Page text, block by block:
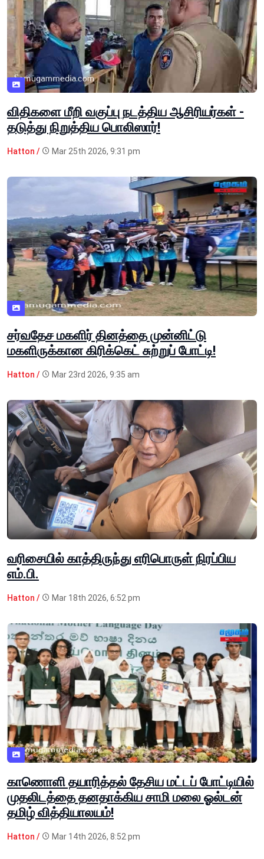
விதிகளை மீறி வகுப்பு நடத்திய ஆசிரியர்கள் -
தடுத்து நிறுத்திய பொலிஸார்!
Hatton / Mar 25th 2026, 9:31 pm
சர்வதேச மகளிர் தினத்தை முன்னிட்டு
மகளிருக்கான கிரிக்கெட் சுற்றுப் போட்டி!
Hatton / Mar 23rd 2026, 9:35 am
வரிசையில் காத்திருந்து எரிபொருள் நிரப்பிய
எம்.பி.
Hatton / Mar 18th 2026, 6:52 pm
காணொளி தயாரித்தல் தேசிய மட்டப் போட்டியில்
முதலிடத்தை தனதாக்கிய சாமி மலை ஓல்டன்
தமிழ் வித்தியாலயம்!
Hatton / Mar 14th 2026, 8:52 pm